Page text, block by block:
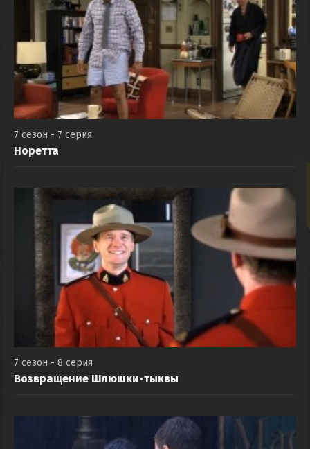
7 сезон - 7 серия
Норетта
7 сезон - 8 серия
Возвращение Шлюшки-тыквы